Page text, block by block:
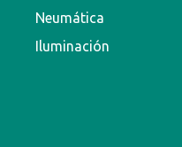
Neumática
Iluminación